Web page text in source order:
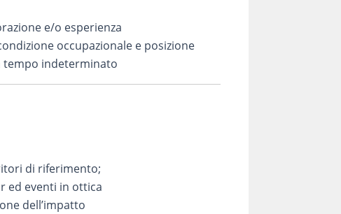
e/o esperienza
occupazionale e posizione
tempo indeterminato
di riferimento;
ed eventi in ottica
dell’impatto